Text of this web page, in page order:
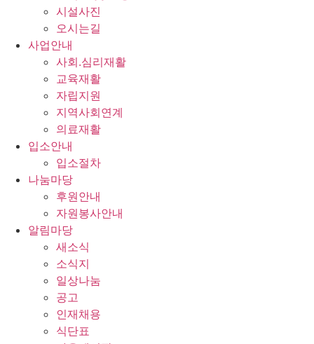
시설사진
오시는길
사업안내
사회.심리재활
교육재활
자립지원
지역사회연계
의료재활
입소안내
입소절차
나눔마당
후원안내
자원봉사안내
알림마당
새소식
소식지
일상나눔
공고
인재채용
식단표